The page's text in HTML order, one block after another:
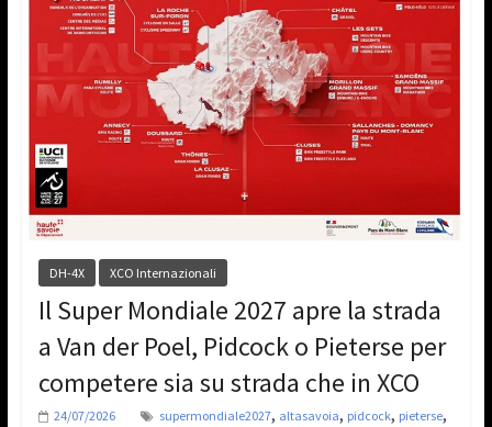
DH-4X XCO Internazionali
Il Super Mondiale 2027 apre la strada
a Van der Poel, Pidcock o Pieterse per
competere sia su strada che in XCO
24/07/2026 supermondiale2027, altasavoia, pidcock, pieterse,